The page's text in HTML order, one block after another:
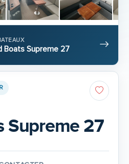
Boats Supreme 27
Supreme 27